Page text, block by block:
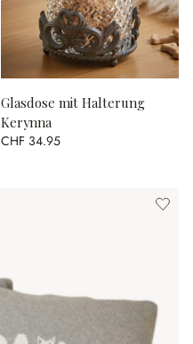
Glasdose mit Halterung
Kerynna
CHF 34.95